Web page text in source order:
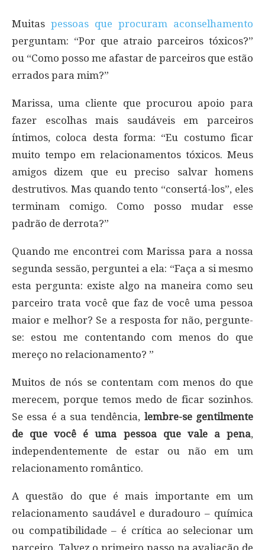
Muitas pessoas que procuram aconselhamento
perguntam: “Por que atraio parceiros tóxicos?”
ou “Como posso me afastar de parceiros que estão
errados para mim?”
Marissa, uma cliente que procurou apoio para
fazer escolhas mais saudáveis ​​em parceiros
íntimos, coloca desta forma: “Eu costumo ficar
muito tempo em relacionamentos tóxicos. Meus
amigos dizem que eu preciso salvar homens
destrutivos. Mas quando tento “consertá-los”, eles
terminam comigo. Como posso mudar esse
padrão de derrota?”
Quando me encontrei com Marissa para a nossa
segunda sessão, perguntei a ela: “Faça a si mesmo
esta pergunta: existe algo na maneira como seu
parceiro trata você que faz de você uma pessoa
maior e melhor? Se a resposta for não, pergunte-
se: estou me contentando com menos do que
mereço no relacionamento? ”
Muitos de nós se contentam com menos do que
merecem, porque temos medo de ficar sozinhos.
Se essa é a sua tendência, lembre-se gentilmente
de que você é uma pessoa que vale a pena,
independentemente de estar ou não em um
relacionamento romântico.
A questão do que é mais importante em um
relacionamento saudável e duradouro – química
ou compatibilidade – é crítica ao selecionar um
parceiro. Talvez o primeiro passo na avaliação de